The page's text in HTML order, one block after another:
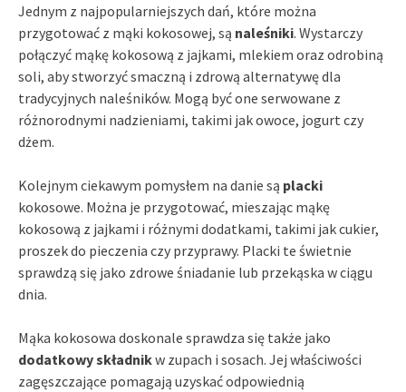
Jednym z najpopularniejszych dań, które można
przygotować z mąki kokosowej, są naleśniki. Wystarczy
połączyć mąkę kokosową z jajkami, mlekiem oraz odrobiną
soli, aby stworzyć smaczną i zdrową alternatywę dla
tradycyjnych naleśników. Mogą być one serwowane z
różnorodnymi nadzieniami, takimi jak owoce, jogurt czy
dżem.
Kolejnym ciekawym pomysłem na danie są placki
kokosowe. Można je przygotować, mieszając mąkę
kokosową z jajkami i różnymi dodatkami, takimi jak cukier,
proszek do pieczenia czy przyprawy. Placki te świetnie
sprawdzą się jako zdrowe śniadanie lub przekąska w ciągu
dnia.
Mąka kokosowa doskonale sprawdza się także jako
dodatkowy składnikw zupach i sosach. Jej właściwości
zagęszczające pomagają uzyskać odpowiednią